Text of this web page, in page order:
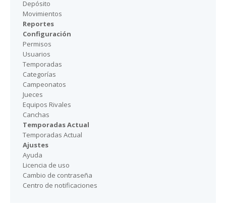
Depósito
Movimientos
Reportes
Configuración
Permisos
Usuarios
Temporadas
Categorías
Campeonatos
Jueces
Equipos Rivales
Canchas
Temporadas Actual
Temporadas Actual
Ajustes
Ayuda
Licencia de uso
Cambio de contraseña
Centro de notificaciones